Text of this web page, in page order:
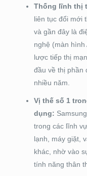
Thống lĩnh thị
liên tục đổi mới
và gần đây là
nghệ (màn hình
lược tiếp thị
đầu về thị phần
nhiều năm.
Vị thế số 1
dụng:
trong các lĩnh
lạnh, máy giặt,
khác, nhờ vào
tính năng thân